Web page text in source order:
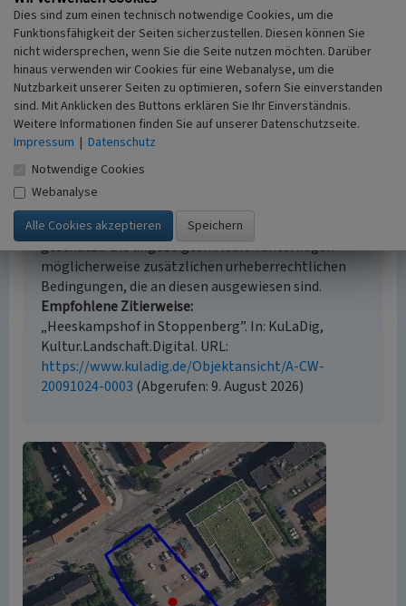
i.d.R. 1:5.000 (größer als 1:20.000)
Erfassungsmethode
Literaturauswertung, Archäologische Grabung
Historischer Zeitraum
Beginn 1320, Ende 1950 bis 1960
Empfohlene Zitierweise
Urheberrechtlicher Hinweis
Der hier präsentierte Inhalt ist urheberrechtlich
geschützt. Die angezeigten Medien unterliegen
möglicherweise zusätzlichen urheberrechtlichen
Bedingungen, die an diesen ausgewiesen sind.
Empfohlene Zitierweise
„Heeskampshof in Stoppenberg”. In: KuLaDig,
Kultur.Landschaft.Digital. URL:
https://www.kuladig.de/Objektansicht/A-CW-
20091024-0003 (Abgerufen: 9. August 2026)
Dies sind zum einen technisch notwendige Cookies, um die
Funktionsfähigkeit der Seiten sicherzustellen. Diesen können Sie
nicht widersprechen, wenn Sie die Seite nutzen möchten. Darüber
hinaus verwenden wir Cookies für eine Webanalyse, um die
Nutzbarkeit unserer Seiten zu optimieren, sofern Sie einverstanden
sind. Mit Anklicken des Buttons erklären Sie Ihr Einverständnis.
Weitere Informationen finden Sie auf unserer Datenschutzseite.
Impressum | Datenschutz
Notwendige Cookies
Webanalyse